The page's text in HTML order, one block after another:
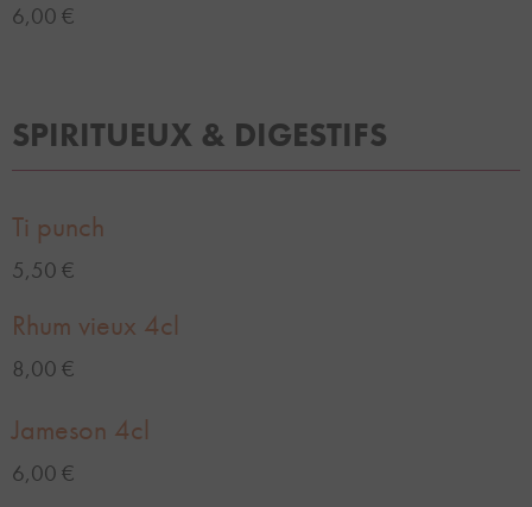
6,00 €
SPIRITUEUX & DIGESTIFS
Ti punch
5,50 €
Rhum vieux 4cl
8,00 €
Jameson 4cl
6,00 €